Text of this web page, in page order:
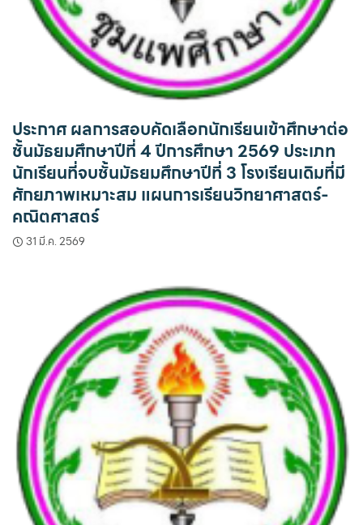
ประกาศ ผลการสอบคัดเลือกนักเรียนเข้าศึกษาต่อ
ชั้นมัธยมศึกษาปีที่ 4 ปีการศึกษา 2569 ประเภท
นักเรียนที่จบชั้นมัธยมศึกษาปีที่ 3 โรงเรียนเดิมที่มี
ศักยภาพเหมาะสม แผนการเรียนวิทยาศาสตร์-
คณิตศาสตร์
31 มี.ค. 2569